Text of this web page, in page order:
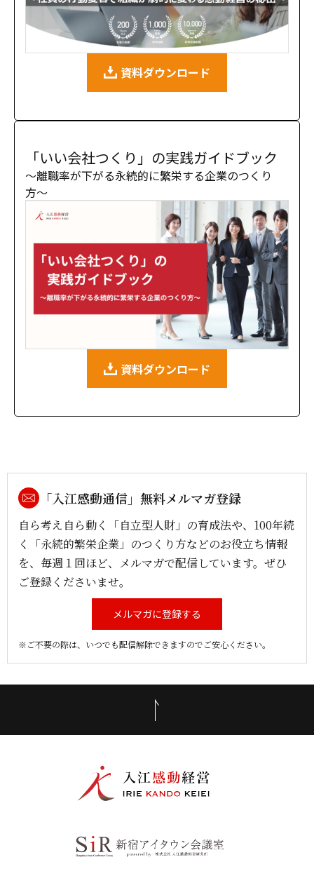
資料ダウンロード
「いい会社つくり」の実践ガイドブック
〜離職率が下がる永続的に繁栄する企業のつくり
方〜
資料ダウンロード
「入江感動通信」無料メルマガ登録
自ら考え自ら動く「自立型人財」の育成法や、100年続
く「永続的繁栄企業」のつくり方などのお役立ち情報
を、毎週１回ほど、メルマガで配信しています。ぜひ
ご登録くださいませ。
メルマガに登録する
※ご不要の際は、いつでも配信解除できますのでご安心ください。